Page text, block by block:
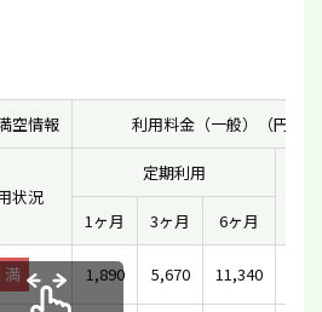
空情報 利用料金（一般）（円）
状況
定期利用
1ヶ月
3ヶ月 6ヶ月
満 1,890 5,670 11,340